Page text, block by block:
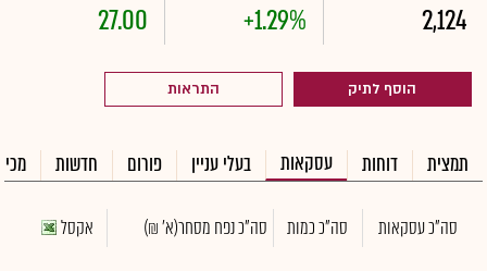
2,124
+1.29%
27.00
הוסף לתיק התראות
תמצית דוחות עסקאות בעלי עניין פורום חדשות
סה"כ עסקאות סה"כ כמות סה"כ נפח מסחר(א' ₪) אקסל